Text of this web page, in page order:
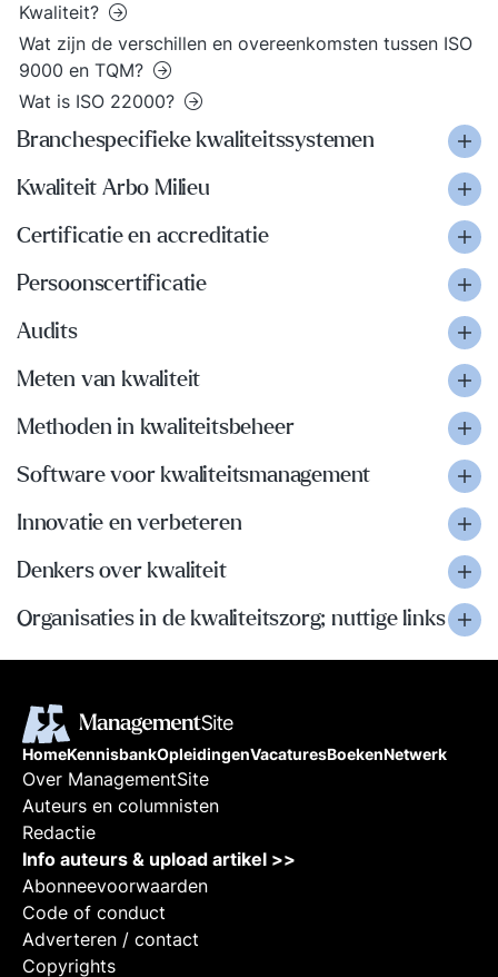
Kwaliteit?
Wat zijn de verschillen en overeenkomsten tussen ISO
9000 en TQM?
Wat is ISO 22000?
Branchespecifieke kwaliteitssystemen
Kwaliteit Arbo Milieu
Certificatie en accreditatie
Persoonscertificatie
Audits
Meten van kwaliteit
Methoden in kwaliteitsbeheer
Software voor kwaliteitsmanagement
Innovatie en verbeteren
Denkers over kwaliteit
Organisaties in de kwaliteitszorg; nuttige links
HomeKennisbankOpleidingenVacaturesBoekenNetwerk
Over ManagementSite
Auteurs en columnisten
Redactie
Info auteurs & upload artikel >>
Abonneevoorwaarden
Code of conduct
Adverteren / contact
Copyrights